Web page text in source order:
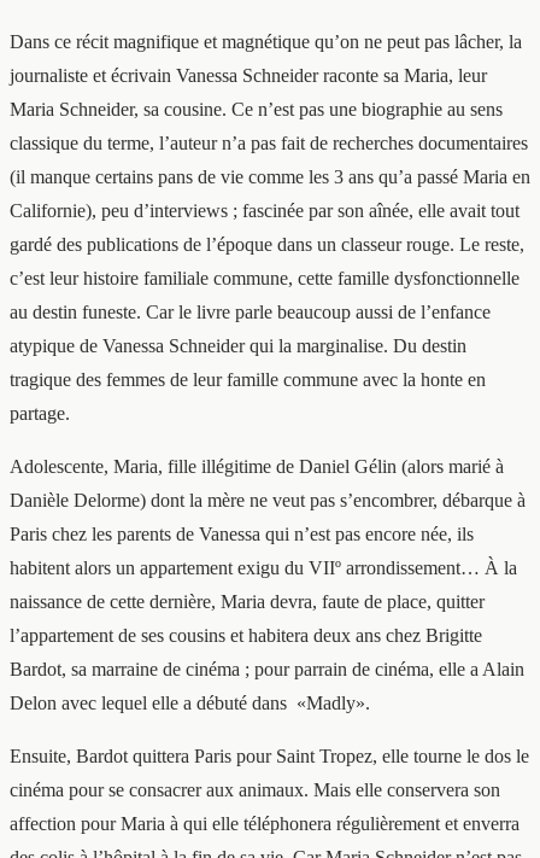
Dans ce récit magnifique et magnétique qu’on ne peut pas lâcher, la
journaliste et écrivain Vanessa Schneider raconte sa Maria, leur
Maria Schneider, sa cousine. Ce n’est pas une biographie au sens
classique du terme, l’auteur n’a pas fait de recherches documentaires
(il manque certains pans de vie comme les 3 ans qu’a passé Maria en
Californie), peu d’interviews ; fascinée par son aînée, elle avait tout
gardé des publications de l’époque dans un classeur rouge. Le reste,
c’est leur histoire familiale commune, cette famille dysfonctionnelle
au destin funeste. Car le livre parle beaucoup aussi de l’enfance
atypique de Vanessa Schneider qui la marginalise. Du destin
tragique des femmes de leur famille commune avec la honte en
partage.
Adolescente, Maria, fille illégitime de Daniel Gélin (alors marié à
Danièle Delorme) dont la mère ne veut pas s’encombrer, débarque à
Paris chez les parents de Vanessa qui n’est pas encore née, ils
habitent alors un appartement exigu du VIIº arrondissement… À la
naissance de cette dernière, Maria devra, faute de place, quitter
l’appartement de ses cousins et habitera deux ans chez Brigitte
Bardot, sa marraine de cinéma ; pour parrain de cinéma, elle a Alain
Delon avec lequel elle a débuté dans «Madly».
Ensuite, Bardot quittera Paris pour Saint Tropez, elle tourne le dos le
cinéma pour se consacrer aux animaux. Mais elle conservera son
affection pour Maria à qui elle téléphonera régulièrement et enverra